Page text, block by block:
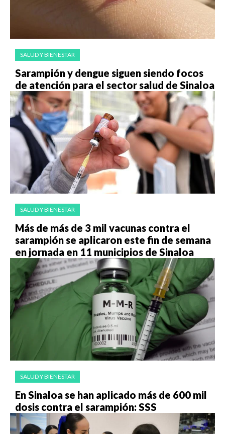
SALUD Y BIENESTAR
Sarampión y dengue siguen siendo focos
de atención para el sector salud de Sinaloa
SALUD Y BIENESTAR
Más de más de 3 mil vacunas contra el
sarampión se aplicaron este fin de semana
en jornada en 11 municipios de Sinaloa
SALUD Y BIENESTAR
En Sinaloa se han aplicado más de 600 mil
dosis contra el sarampión: SSS